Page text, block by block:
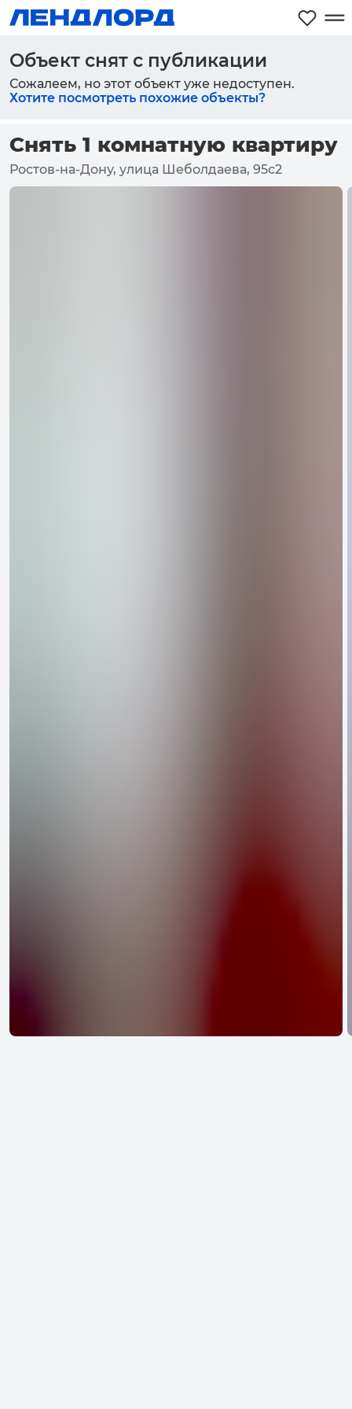
Объект снят с публикации
Сожалеем, но этот объект уже недоступен.
Хотите посмотреть похожие объекты?
Снять 1 комнатную квартиру
Ростов-на-Дону, улица Шеболдаева, 95с2